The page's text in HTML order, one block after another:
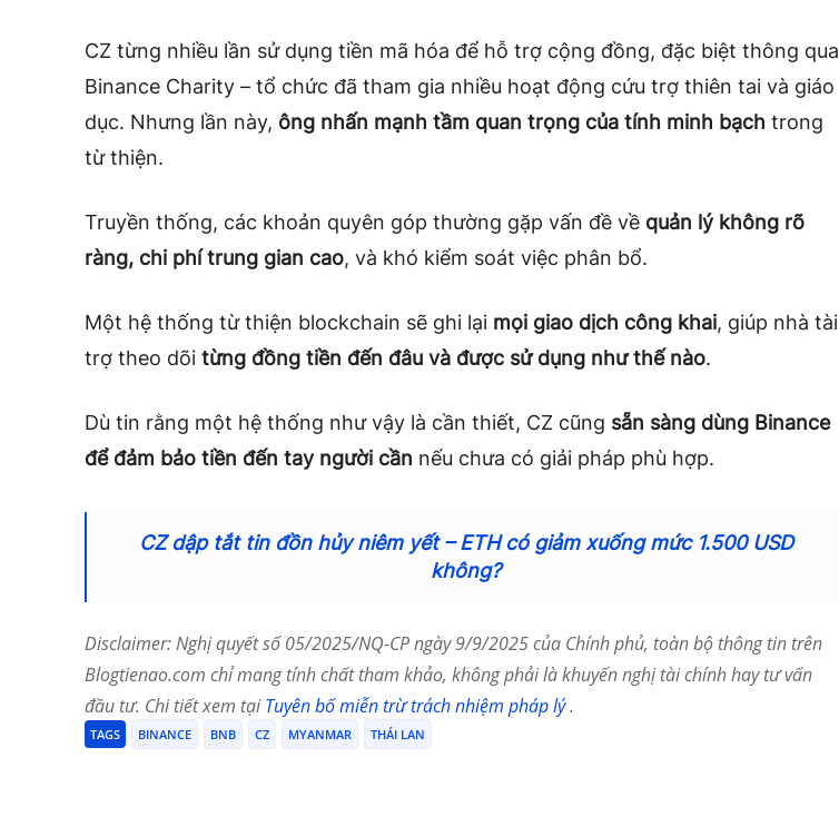
CZ từng nhiều lần sử dụng tiền mã hóa để hỗ trợ cộng đồng, đặc biệt thông qua
Binance Charity – tổ chức đã tham gia nhiều hoạt động cứu trợ thiên tai và giáo
dục. Nhưng lần này, ông nhấn mạnh tầm quan trọng của tính minh bạch trong
từ thiện.
Truyền thống, các khoản quyên góp thường gặp vấn đề về quản lý không rõ
ràng, chi phí trung gian cao, và khó kiểm soát việc phân bổ.
Một hệ thống từ thiện blockchain sẽ ghi lại mọi giao dịch công khai, giúp nhà tài
trợ theo dõi từng đồng tiền đến đâu và được sử dụng như thế nào.
Dù tin rằng một hệ thống như vậy là cần thiết, CZ cũng sẵn sàng dùng Binance
để đảm bảo tiền đến tay người cần nếu chưa có giải pháp phù hợp.
CZ dập tắt tin đồn hủy niêm yết – ETH có giảm xuống mức 1.500 USD
không?
Disclaimer: Nghị quyết số 05/2025/NQ-CP ngày 9/9/2025 của Chính phủ, toàn bộ thông tin trên
Blogtienao.com chỉ mang tính chất tham khảo, không phải là khuyến nghị tài chính hay tư vấn
đầu tư. Chi tiết xem tạiTuyên bố miễn trừ trách nhiệm pháp lý.
TAGS BINANCE BNB CZ MYANMAR THÁI LAN